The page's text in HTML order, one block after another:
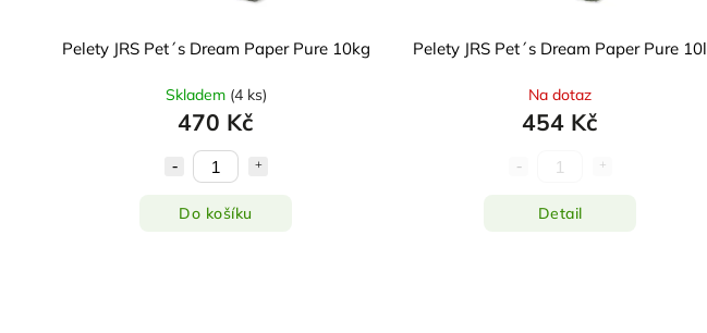
Pelety JRS Pet´s Dream Paper Pure 10kg
Skladem (4 ks)
470 Kč
Do košíku
Pelety JRS Pet´s Dream Paper Pure 10l
Na dotaz
454 Kč
Detail